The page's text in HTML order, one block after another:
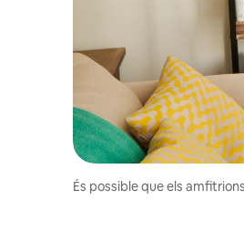
És possible que els